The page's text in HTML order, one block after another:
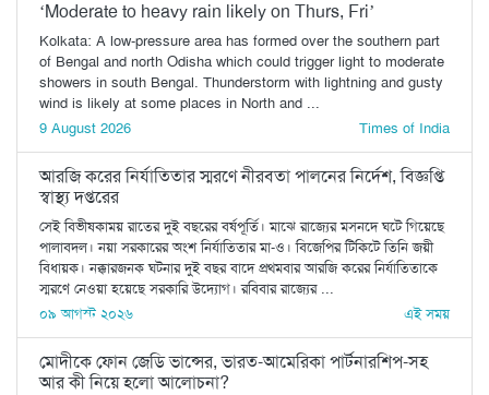
‘Moderate to heavy rain likely on Thurs, Fri’
Kolkata: A low-pressure area has formed over the southern part
of Bengal and north Odisha which could trigger light to moderate
showers in south Bengal. Thunderstorm with lightning and gusty
wind is likely at some places in North and ...
9 August 2026
Times of India
আরজি করের নির্যাতিতার স্মরণে নীরবতা পালনের নির্দেশ, বিজ্ঞপ্তি
স্বাস্থ্য দপ্তরের
সেই বিভীষকাময় রাতের দুই বছরের বর্ষপূর্তি। মাঝে রাজ্যের মসনদে ঘটে গিয়েছে
পালাবদল। নয়া সরকারের অংশ নির্যাতিতার মা-ও। বিজেপির টিকিটে তিনি জয়ী
বিধায়ক। নক্কারজনক ঘটনার দুই বছর বাদে প্রথমবার আরজি করের নির্যাতিতাকে
স্মরণে নেওয়া হয়েছে সরকারি উদ্যোগ। রবিবার রাজ্যের ...
০৯ আগস্ট ২০২৬
এই সময়
মোদীকে ফোন জেডি ভান্সের, ভারত-আমেরিকা পার্টনারশিপ-সহ
আর কী নিয়ে হলো আলোচনা?